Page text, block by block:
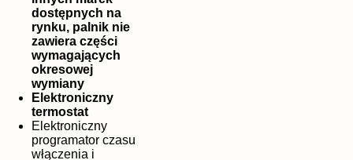
dostępnych na
rynku, palnik nie
zawiera części
wymagających
okresowej
wymiany
Elektroniczny
termostat
Elektroniczny
programator czasu
włączenia i